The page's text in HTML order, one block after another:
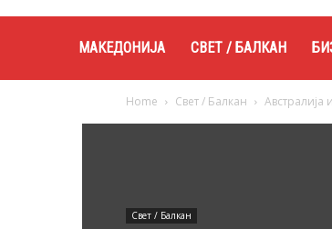
МАКЕДОНИЈА СВЕТ / БАЛКАН
Home Свет / Балкан Австралија
Свет / Балкан